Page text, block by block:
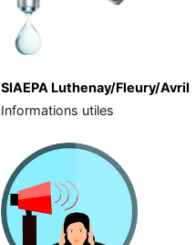
SIAEPA Luthenay/Fleury/Avril
Informations utiles